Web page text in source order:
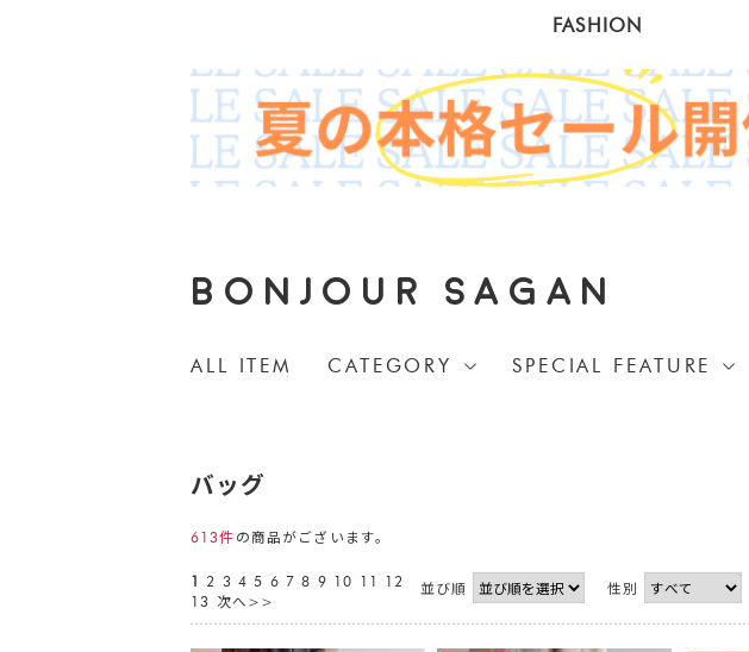
FASHION
BONJOUR SAGAN
ALL ITEM CATEGORY SPECIAL FEATURE
バッグ
613件 の商品がございます。
並び順 性別
1 2 3 4 5 6 7 8 9 10 11
12
13
次へ>>